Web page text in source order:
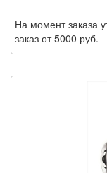
На момент заказа
заказ от 5000 руб.